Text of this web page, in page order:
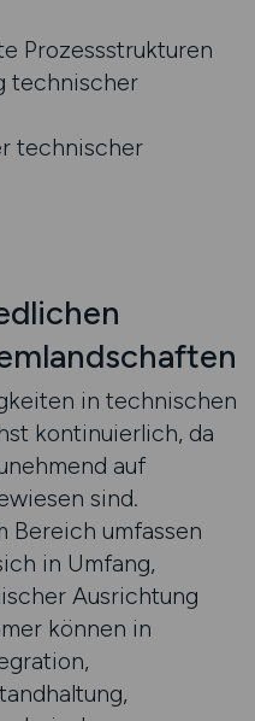
Prozessstrukturen
technischer
technischer
in technischen
kontinuierlich, da
auf
sind.
Bereich umfassen
in Umfang,
Ausrichtung
können in